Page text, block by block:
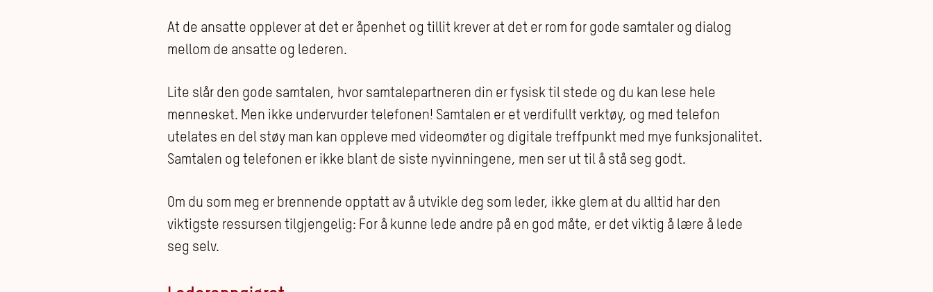
At de ansatte opplever at det er åpenhet og tillit krever at det er rom for gode samtaler og dialog
mellom de ansatte og lederen.
Lite slår den gode samtalen, hvor samtalepartneren din er fysisk til stede og du kan lese hele
mennesket. Men ikke undervurder telefonen! Samtalen er et verdifullt verktøy, og med telefon
utelates en del støy man kan oppleve med videomøter og digitale treffpunkt med mye funksjonalitet.
Samtalen og telefonen er ikke blant de siste nyvinningene, men ser ut til å stå seg godt.
Om du som meg er brennende opptatt av å utvikle deg som leder, ikke glem at du alltid har den
viktigste ressursen tilgjengelig: For å kunne lede andre på en god måte, er det viktig å lære å lede
seg selv.